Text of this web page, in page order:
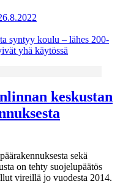
syntyy koulu – lähes 200-
yhä käytössä
keskustan
sekä
on tehty suojelupäätös
vireillä jo vuodesta 2014.